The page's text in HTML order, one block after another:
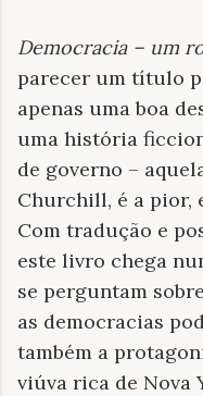
Democracia – um
parecer um título
apenas uma boa
uma história
de governo –
Churchill, é a pior,
Com tradução e
este livro chega
se perguntam
as democracias
também a
viúva rica de Nova